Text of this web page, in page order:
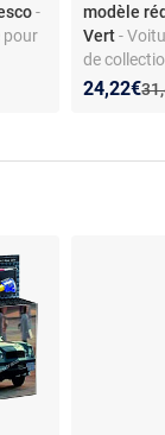
-
pour
:
modèle
Vert-
de
Nouveau
24,22€